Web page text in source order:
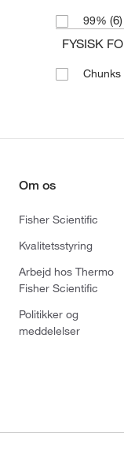
99% (6)
FYSISK
Om os
Fisher Scientific
Kvalitetsstyring
Arbejd hos Thermo
Fisher Scientific
Politikker og
meddelelser